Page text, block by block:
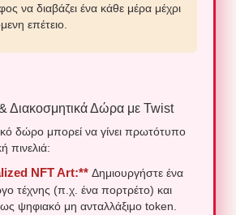
να διαβάζει ένα κάθε μέρα μέχρι
επέτειο.
Διακοσμητικά Δώρα με Twist
δώρο μπορεί να γίνει πρωτότυπο
πινελιά:
NFT Art:** Δημιουργήστε ένα
τέχνης (π.χ. ένα πορτρέτο) και
ψηφιακό μη ανταλλάξιμο token.